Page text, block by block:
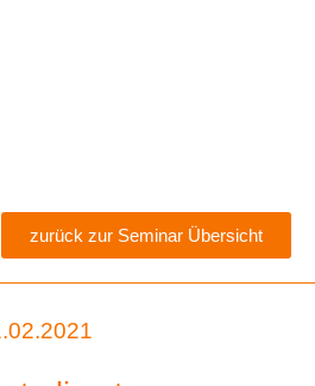
zurück zur Seminar Übersicht